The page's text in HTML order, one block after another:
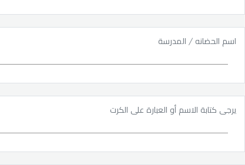
اسم الحضانه / المدرسة
يرجى كتابة الاسم أو العبارة على الكرت